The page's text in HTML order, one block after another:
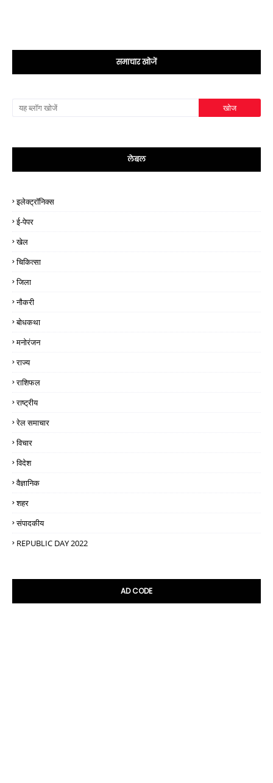
समाचार खोजें
लेबल
इलेक्ट्रॉनिक्स
ई-पेपर
खेल
चिकित्सा
जिला
नौकरी
बोधकथा
मनोरंजन
राज्य
राशिफल
राष्ट्रीय
रेल समाचार
विचार
विदेश
वैज्ञानिक
शहर
संपादकीय
REPUBLIC DAY 2022
AD CODE